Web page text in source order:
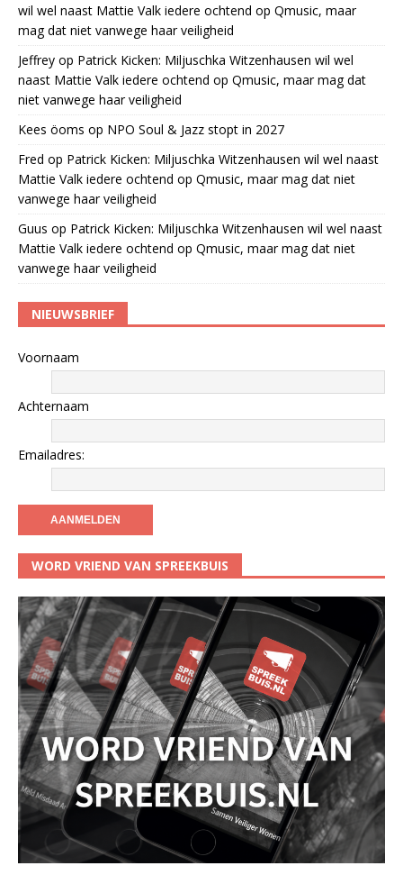
wil wel naast Mattie Valk iedere ochtend op Qmusic, maar
mag dat niet vanwege haar veiligheid
Jeffrey op Patrick Kicken: Miljuschka Witzenhausen wil wel
naast Mattie Valk iedere ochtend op Qmusic, maar mag dat
niet vanwege haar veiligheid
Kees öoms op NPO Soul & Jazz stopt in 2027
Fred op Patrick Kicken: Miljuschka Witzenhausen wil wel naast
Mattie Valk iedere ochtend op Qmusic, maar mag dat niet
vanwege haar veiligheid
Guus op Patrick Kicken: Miljuschka Witzenhausen wil wel naast
Mattie Valk iedere ochtend op Qmusic, maar mag dat niet
vanwege haar veiligheid
NIEUWSBRIEF
Voornaam
Achternaam
Emailadres:
WORD VRIEND VAN SPREEKBUIS